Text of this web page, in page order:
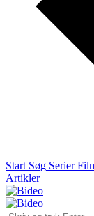
Start Søg Serier
Artikler